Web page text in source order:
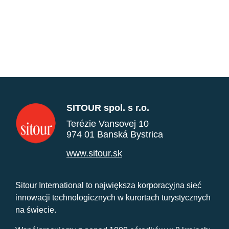
SITOUR spol. s r.o.
Terézie Vansovej 10
974 01 Banská Bystrica
www.sitour.sk
Sitour International to największa korporacyjna sieć
innowacji technologicznych w kurortach turystycznych
na świecie.